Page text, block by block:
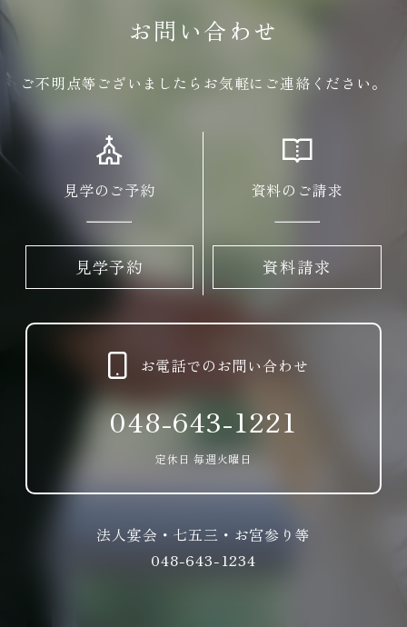
お問い合わせ
ご不明点等ございましたらお気軽にご連絡ください。
見学のご予約
見学予約
資料のご請求
資料請求
お電話でのお問い合わせ
048-643-1221
定休日 毎週火曜日
法人宴会・七五三・お宮参り等
048-643-1234